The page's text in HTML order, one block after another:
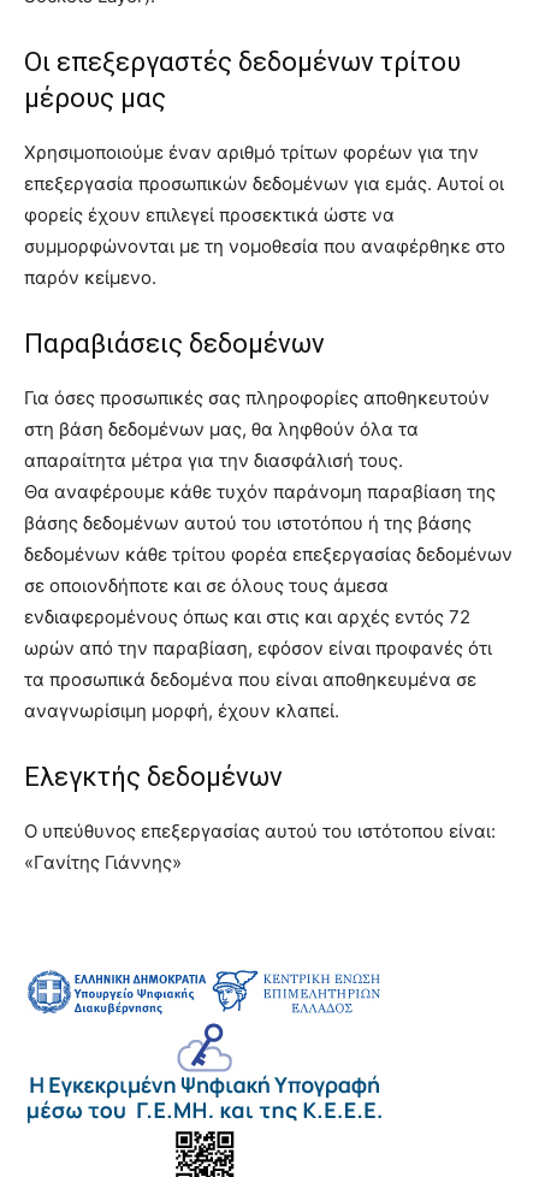
Οι επεξεργαστές δεδομένων τρίτου
μέρους μας
Χρησιμοποιούμε έναν αριθμό τρίτων φορέων για την
επεξεργασία προσωπικών δεδομένων για εμάς. Αυτοί οι
φορείς έχουν επιλεγεί προσεκτικά ώστε να
συμμορφώνονται με τη νομοθεσία που αναφέρθηκε στο
παρόν κείμενο.
Παραβιάσεις δεδομένων
Για όσες προσωπικές σας πληροφορίες αποθηκευτούν
στη βάση δεδομένων μας, θα ληφθούν όλα τα
απαραίτητα μέτρα για την διασφάλισή τους.
Θα αναφέρουμε κάθε τυχόν παράνομη παραβίαση της
βάσης δεδομένων αυτού του ιστοτόπου ή της βάσης
δεδομένων κάθε τρίτου φορέα επεξεργασίας δεδομένων
σε οποιονδήποτε και σε όλους τους άμεσα
ενδιαφερομένους όπως και στις και αρχές εντός 72
ωρών από την παραβίαση, εφόσον είναι προφανές ότι
τα προσωπικά δεδομένα που είναι αποθηκευμένα σε
αναγνωρίσιμη μορφή, έχουν κλαπεί.
Ελεγκτής δεδομένων
Ο υπεύθυνος επεξεργασίας αυτού του ιστότοπου είναι:
«Γανίτης Γιάννης»